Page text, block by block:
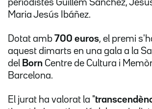
periodistes Guillem Sánchez,
Maria Jesús Ibáñez.
Dotat amb 700 euros, el premi
aquest dimarts en una gala a la
del Born Centre de Cultura i
Barcelona.
El jurat ha valorat la "